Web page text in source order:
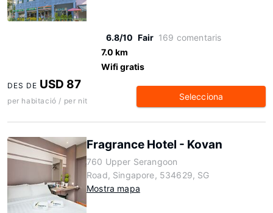
6.8/10 Fair 169 comentaris
7.0 km
Wifi gratis
DES DE USD 87
per habitació / per nit Selecciona
Fragrance Hotel - Kovan
760 Upper Serangoon
Road, Singapore, 534629, SG
Mostra mapa